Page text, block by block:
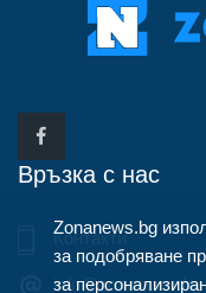
Връзка с нас
Контакти
info@zonanews.bg
Zonanews.bg
за подобряване
за